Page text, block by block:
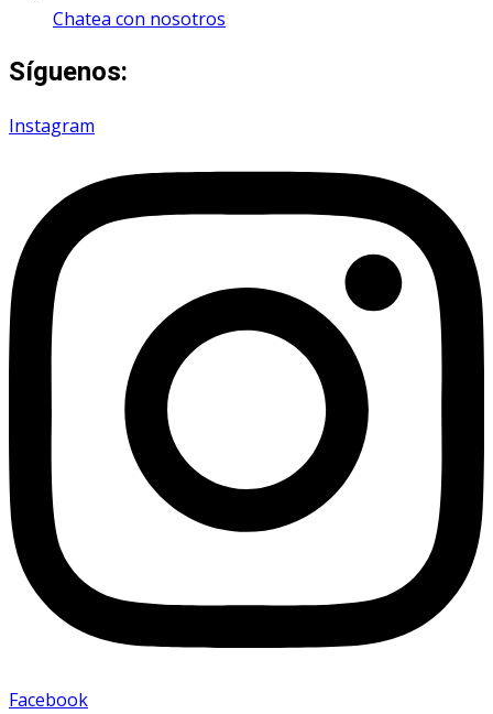
Chatea con nosotros
Síguenos:
Instagram
Facebook